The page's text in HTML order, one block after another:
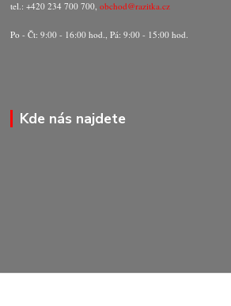
tel.: +420 234 700 700,obchod@razitka.cz
Po - Čt: 9:00 - 16:00 hod., Pá: 9:00 - 15:00 hod.
Kde nás najdete